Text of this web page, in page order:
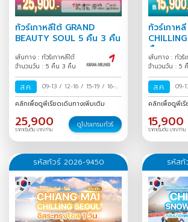
12 - 16 ก.ย. 2569 25,900
13 - 17 ก.ย. 2569 25,900
16 - 20 ก.ย. 2569 26,900
19 - 23 ก.ย. 2569 27,900
20 - 24 ก.ย. 2569 27,900
23 - 27 ก.ย. 2569 27,900
ทัวร์เกาหลีใต้ GRAND
BEAUTY SOUL 5 คืน 3 คืน
เส้นทาง : ทัวร์เกาหลีใต้
จำนวนวัน : 5 คืน 3 คืน
ส.ค. 09-13 / 12-16 / 15-19 / 16-
20/19-23/22-26/23-27
/
30 ส.ค.-03 ก.ย. /
คลิกเพื่อดูพีเรียดเดินทางเพิ่มเติม
25,900
ราคาเริ่มต้น บาท/ท่าน
ดูโปรแกรมทัวร์
ทัวร์เกาห
คืน
เส้นทาง : ทัวร์
จำนวนวัน : 5
ส.ค. 09-
20
/
30
คลิกเพื่อดูพีเรี
15,900
ราคาเริ่มต้น บาท/ท่าน
รหัสทัวร์ 2026-9450 รหัสทั